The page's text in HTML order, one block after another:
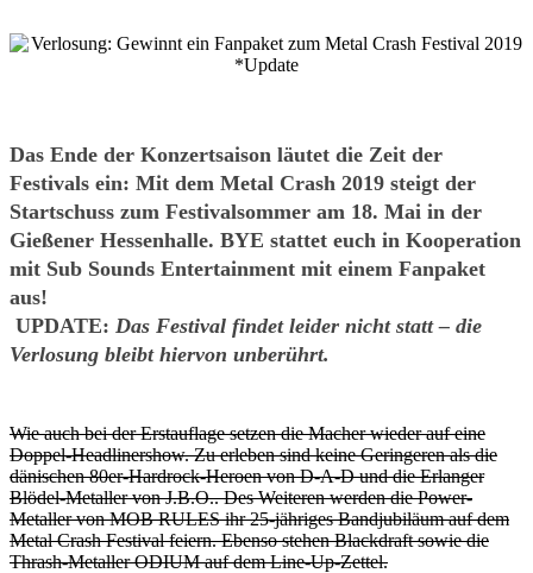
Das Ende der Konzertsaison läutet die Zeit der
Festivals ein: Mit dem Metal Crash 2019 steigt der
Startschuss zum Festivalsommer am 18. Mai in der
Gießener Hessenhalle. BYE stattet euch in Kooperation
mit Sub Sounds Entertainment mit einem Fanpaket
aus!
UPDATE: Das Festival findet leider nicht statt – die
Verlosung bleibt hiervon unberührt.
Wie auch bei der Erstauflage setzen die Macher wieder auf eine
Doppel-Headlinershow. Zu erleben sind keine Geringeren als die
dänischen 80er-Hardrock-Heroen von D-A-D und die Erlanger
Blödel-Metaller von J.B.O.. Des Weiteren werden die Power-
Metaller von MOB RULES ihr 25-jähriges Bandjubiläum auf dem
Metal Crash Festival feiern. Ebenso stehen Blackdraft sowie die
Thrash-Metaller ODIUM auf dem Line-Up-Zettel.